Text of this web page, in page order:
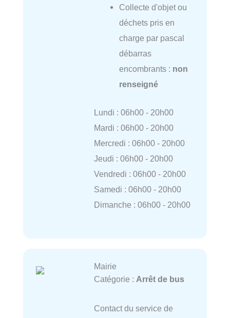
Collecte d'objet ou
déchets pris en
charge par pascal
débarras
encombrants : non
renseigné
Lundi : 06h00 - 20h00
Mardi : 06h00 - 20h00
Mercredi : 06h00 - 20h00
Jeudi : 06h00 - 20h00
Vendredi : 06h00 - 20h00
Samedi : 06h00 - 20h00
Dimanche : 06h00 - 20h00
Mairie
Catégorie : Arrêt de bus
Contact du service de